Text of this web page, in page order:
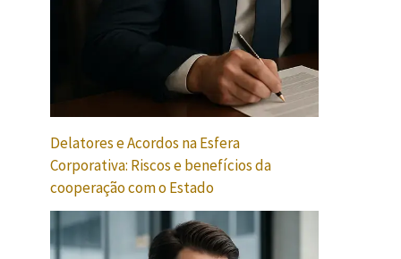
Delatores e Acordos na Esfera
Corporativa: Riscos e benefícios da
cooperação com o Estado